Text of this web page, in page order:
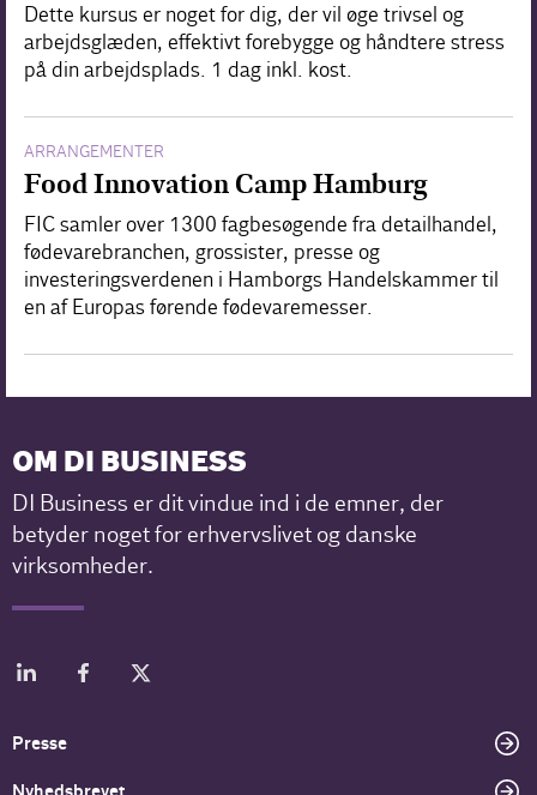
Dette kursus er noget for dig, der vil øge trivsel og
arbejdsglæden, effektivt forebygge og håndtere stress
på din arbejdsplads. 1 dag inkl. kost.
ARRANGEMENTER
Food Innovation Camp Hamburg
FIC samler over 1300 fagbesøgende fra detailhandel,
fødevarebranchen, grossister, presse og
investeringsverdenen i Hamborgs Handelskammer til
en af Europas førende fødevaremesser.
OM DI BUSINESS
DI Business er dit vindue ind i de emner, der
betyder noget for erhvervslivet og danske
virksomheder.
Presse